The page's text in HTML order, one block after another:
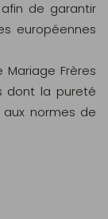
de garantir
européennes
Mariage Frères
dont la pureté
aux normes de